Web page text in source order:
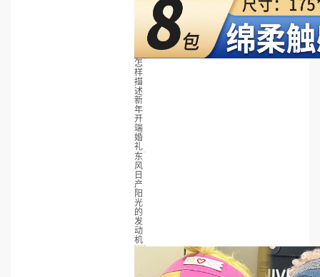
怎
样
描
述
新
年
开
端
婚
礼
东
风
日
产
阳
光
的
发
动
机